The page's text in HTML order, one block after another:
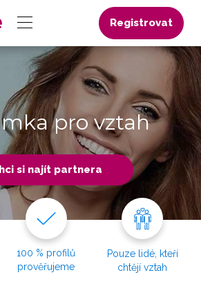
Registrovat
pro vztah
si najít partnera
100 % profilů
prověřujeme
Pouze lidé, kteří
chtějí vztah